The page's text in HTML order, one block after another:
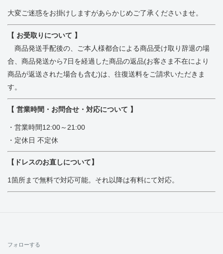
大変ご迷惑をお掛けしますがあらかじめご了承くださいませ。
【 お受取りについて 】
商品発送手配後の、ご本人様都合による商品受け取り辞退の場
合、 商品発送から7日を経過した商品の返品(お客さま不在により
商品が返送された場合も含む)は、往復送料をご請求いただきま
す。
【 営業時間・お問合せ・対応について 】
・営業時間12:00～21:00
・定休日 不定休
【ドレスのお直しについて】
1箇所まで無料で対応可能。それ以降は有料にて対応。
フォローする